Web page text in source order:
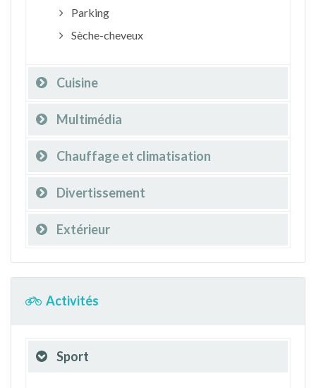
Parking
Sèche-cheveux
Cuisine
Multimédia
Chauffage et climatisation
Divertissement
Extérieur
Activités
Sport